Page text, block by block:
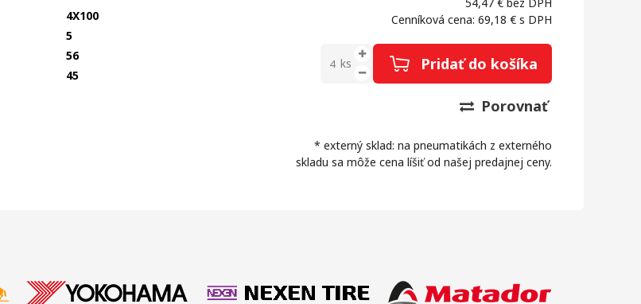
Cenníková cena: 69,18 € s DPH
ks Pridať do košíka
Porovnať
* externý sklad: na pneumatikách z externého
skladu sa môže cena líšiť od našej predajnej ceny.
4X100
5
56
45